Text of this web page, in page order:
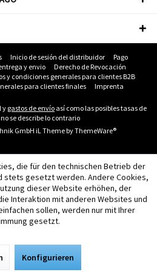
Inicio de sesión del distribuidor
Pago
y envio
Derecho de Revocación
y condiciones generales para clientes B2B
para clientes finales
Imprenta
y gastos de envío así como las posibles tasas de
se describe lo contrario
GmbH iL Theme byThemeWare®
die für den technischen Betrieb der
stets gesetzt werden. Andere Cookies,
dieser Website erhöhen, der
Interaktion mit anderen Websites und
sollen, werden nur mit Ihrer
gesetzt.
Konfigurieren